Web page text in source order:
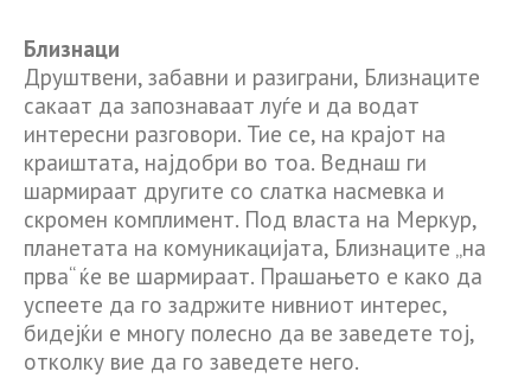
Близнаци
Друштвени, забавни и разиграни, Близнаците
сакаат да запознаваат луѓе и да водат
интересни разговори. Тие се, на крајот на
краиштата, најдобри во тоа. Веднаш ги
шармираат другите со слатка насмевка и
скромен комплимент. Под власта на Меркур,
планетата на комуникацијата, Близнаците „на
прва“ ќе ве шармираат. Прашањето е како да
успеете да го задржите нивниот интерес,
бидејќи е многу полесно да ве заведете тој,
отколку вие да го заведете него.